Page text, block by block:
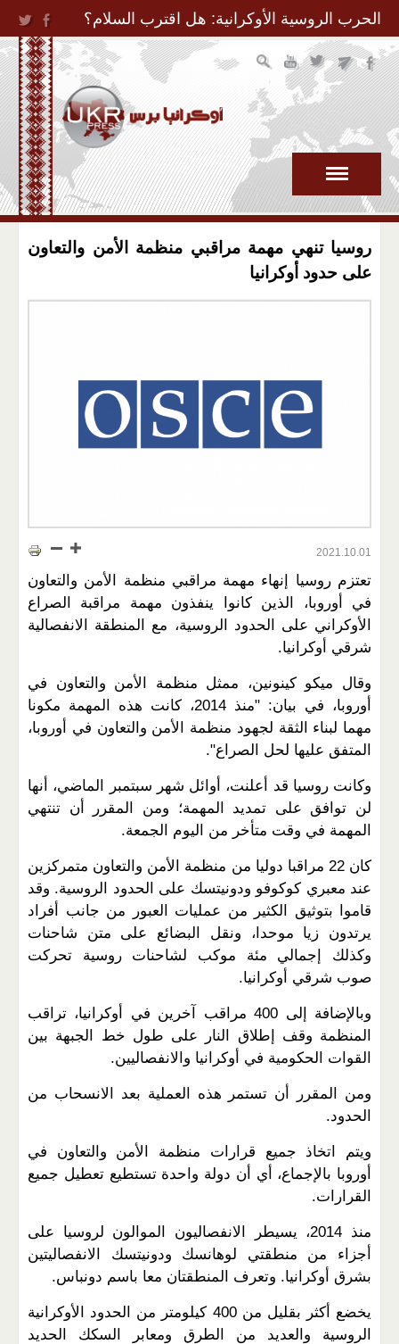
Jump to Navigation
الحرب الروسية الأوكرانية: هل اقترب السلام؟
روسيا تنهي مهمة مراقبي منظمة الأمن والتعاون
على حدود أوكرانيا
2021.10.01
تعتزم روسيا إنهاء مهمة مراقبي منظمة الأمن والتعاون
في أوروبا، الذين كانوا ينفذون مهمة مراقبة الصراع
الأوكراني على الحدود الروسية، مع المنطقة الانفصالية
شرقي أوكرانيا.
وقال ميكو كينونين، ممثل منظمة الأمن والتعاون في
أوروبا، في بيان: "منذ 2014، كانت هذه المهمة مكونا
مهما لبناء الثقة لجهود منظمة الأمن والتعاون في أوروبا،
المتفق عليها لحل الصراع".
وكانت روسيا قد أعلنت، أوائل شهر سبتمبر الماضي، أنها
لن توافق على تمديد المهمة؛ ومن المقرر أن تنتهي
المهمة في وقت متأخر من اليوم الجمعة.
كان 22 مراقبا دوليا من منظمة الأمن والتعاون متمركزين
عند معبري كوكوفو ودونيتسك على الحدود الروسية. وقد
قاموا بتوثيق الكثير من عمليات العبور من جانب أفراد
يرتدون زيا موحدا، ونقل البضائع على متن شاحنات
وكذلك إجمالي مئة موكب لشاحنات روسية تحركت
صوب شرقي أوكرانيا.
وبالإضافة إلى 400 مراقب آخرين في أوكرانيا، تراقب
المنظمة وقف إطلاق النار على طول خط الجبهة بين
القوات الحكومية في أوكرانيا والانفصاليين.
ومن المقرر أن تستمر هذه العملية بعد الانسحاب من
الحدود.
ويتم اتخاذ جميع قرارات منظمة الأمن والتعاون في
أوروبا بالإجماع، أي أن دولة واحدة تستطيع تعطيل جميع
القرارات.
منذ 2014، يسيطر الانفصاليون الموالون لروسيا على
أجزاء من منطقتي لوهانسك ودونيتسك الانفصاليتين
بشرق أوكرانيا. وتعرف المنطقتان معا باسم دونباس.
يخضع أكثر بقليل من 400 كيلومتر من الحدود الأوكرانية
الروسية والعديد من الطرق ومعابر السكك الحديد